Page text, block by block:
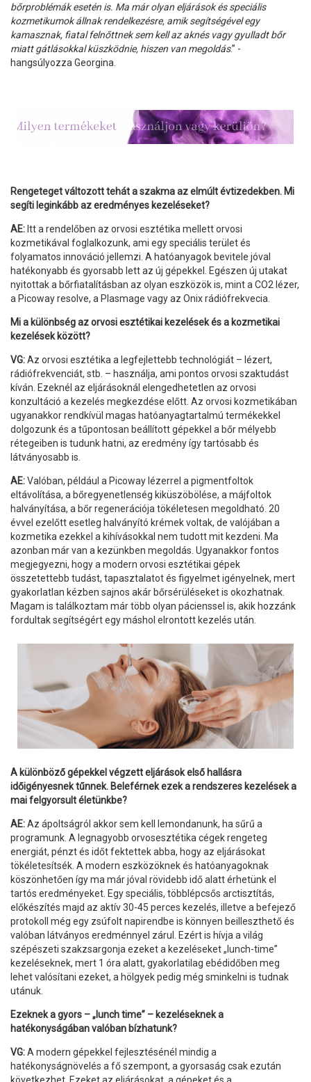
bőrproblémák esetén is. Ma már olyan eljárások és speciális
kozmetikumok állnak rendelkezésre, amik segítségével egy
kamasznak, fiatal felnőttnek sem kell az aknés vagy gyulladt bőr
miatt gátlásokkal küszködnie, hiszen van megoldás.” -
hangsúlyozza Georgina.
Rengeteget változott tehát a szakma az elmúlt évtizedekben. Mi
segíti leginkább az eredményes kezeléseket?
AE: Itt a rendelőben az orvosi esztétika mellett orvosi
kozmetikával foglalkozunk, ami egy speciális terület és
folyamatos innováció jellemzi. A hatóanyagok bevitele jóval
hatékonyabb és gyorsabb lett az új gépekkel. Egészen új utakat
nyitottak a bőrfiatalításban az olyan eszközök is, mint a CO2 lézer,
a Picoway resolve, a Plasmage vagy az Onix rádiófrekvecia.
Mi a különbség az orvosi esztétikai kezelések és a kozmetikai
kezelések között?
VG:Az orvosi esztétika a legfejlettebb technológiát – lézert,
rádiófrekvenciát, stb. – használja, ami pontos orvosi szaktudást
kíván. Ezeknél az eljárásoknál elengedhetetlen az orvosi
konzultáció a kezelés megkezdése előtt. Az orvosi kozmetikában
ugyanakkor rendkívül magas hatóanyagtartalmú termékekkel
dolgozunk és a tűpontosan beállított gépekkel a bőr mélyebb
rétegeiben is tudunk hatni, az eredmény így tartósabb és
látványosabb is.
AE:Valóban, például a Picoway lézerrel a pigmentfoltok
eltávolítása, a bőregyenetlenség kiküszöbölése, a májfoltok
halványítása, a bőr regenerációja tökéletesen megoldható. 20
évvel ezelőtt esetleg halványító krémek voltak, de valójában a
kozmetika ezekkel a kihívásokkal nem tudott mit kezdeni. Ma
azonban már van a kezünkben megoldás. Ugyanakkor fontos
megjegyezni, hogy a modern orvosi esztétikai gépek
összetettebb tudást, tapasztalatot és figyelmet igényelnek, mert
gyakorlatlan kézben sajnos akár bőrsérüléseket is okozhatnak.
Magam is találkoztam már több olyan pácienssel is, akik hozzánk
fordultak segítségért egy máshol elrontott kezelés után.
A különböző gépekkel végzett eljárások első hallásra
időigényesnek tűnnek. Beleférnek ezek a rendszeres kezelések a
mai felgyorsult életünkbe?
AE:Az ápoltságról akkor sem kell lemondanunk, ha sűrű a
programunk. A legnagyobb orvosesztétika cégek rengeteg
energiát, pénzt és időt fektettek abba, hogy az eljárásokat
tökéletesítsék. A modern eszközöknek és hatóanyagoknak
köszönhetően így ma már jóval rövidebb idő alatt érhetünk el
tartós eredményeket. Egy speciális, többlépcsős arctisztítás,
előkészítés majd az aktív 30-45 perces kezelés, illetve a befejező
protokoll még egy zsúfolt napirendbe is könnyen beilleszthető és
valóban látványos eredménnyel zárul. Ezért is hívja a világ
szépészeti szakzsargonja ezeket a kezeléseket „lunch-time”
kezeléseknek, mert 1 óra alatt, gyakorlatilag ebédidőben meg
lehet valósítani ezeket, a hölgyek pedig még sminkelni is tudnak
utánuk.
Ezeknek a gyors – „lunch time” – kezeléseknek a
hatékonyságában valóban bízhatunk?
VG:A modern gépekkel fejlesztésénél mindig a
hatékonyságnövelés a fő szempont, a gyorsaság csak ezután